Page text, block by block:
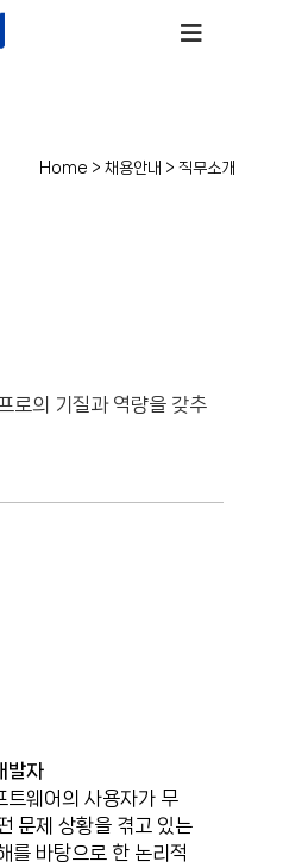
Home > 채용안내 > 직무소개
로의 기질과 역량을 갖추
발자
트웨어의 사용자가 무
문제 상황을 겪고 있는
를 바탕으로 한 논리적